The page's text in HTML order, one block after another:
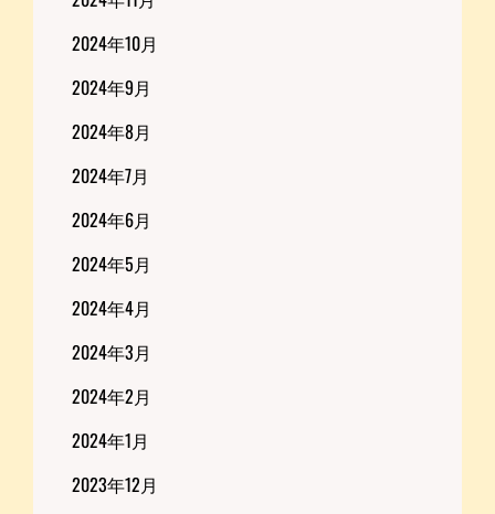
2024年10月
2024年9月
2024年8月
2024年7月
2024年6月
2024年5月
2024年4月
2024年3月
2024年2月
2024年1月
2023年12月